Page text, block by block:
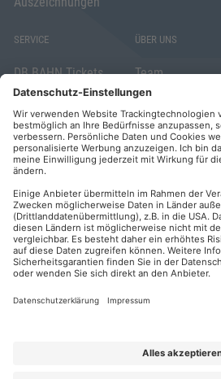
SERVICE
DB BAHN Tickets
Veranstaltungsunterlagen
Abo kündigen
Widerrufsrecht
für Verbraucher
Elektronischer
Geschäftsverkehr
Barrierefreiheit
ÜBER UNS
Team
Die AKADEMIE
HERKERT
FORUM VERLAG
HERKERT